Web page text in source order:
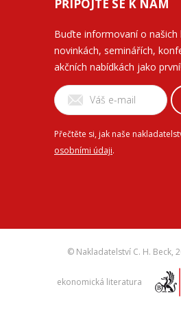
PŘIPOJTE SE K NÁM
Buďte informovaní o našich
novinkách, seminářích,
akčních nabídkách jako první!
Přečtěte si, jak naše
osobními údaji.
© Nakladatelství C. H. Beck,
ekonomická literatura